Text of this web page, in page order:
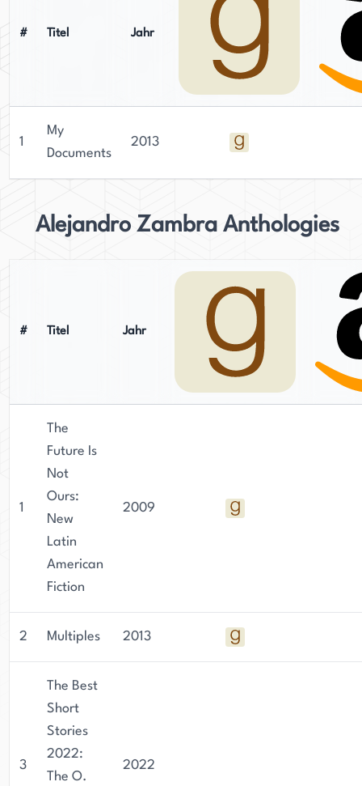
# Titel Jahr
1
My
Documents
2013
Alejandro Zambra Anthologies
# Titel Jahr
1
The
Future Is
Not
Ours:
New
Latin
American
Fiction
2009
2 Multiples 2013
3
The Best
Short
Stories
2022:
The O.
2022